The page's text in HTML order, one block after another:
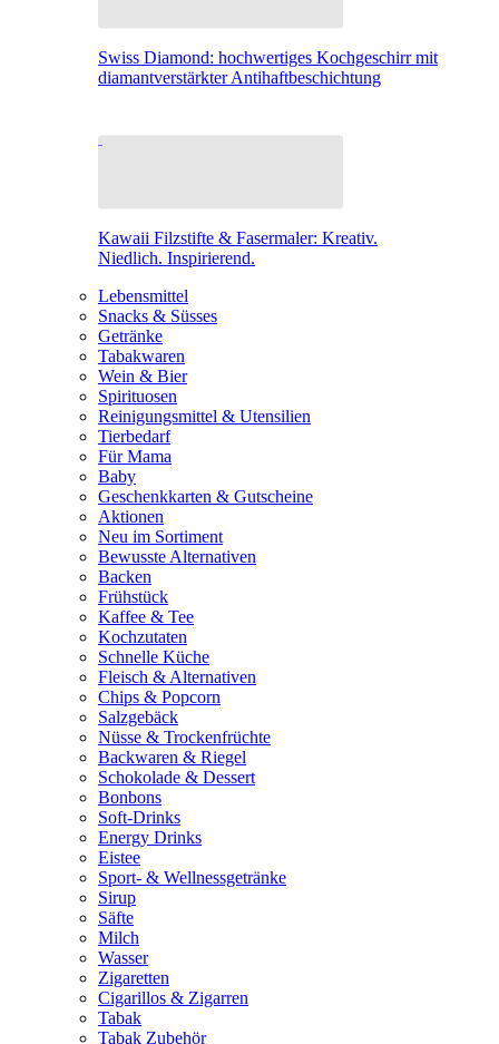
Swiss Diamond: hochwertiges Kochgeschirr mit
diamantverstärkter Antihaftbeschichtung
Kawaii Filzstifte & Fasermaler: Kreativ.
Niedlich. Inspirierend.
Lebensmittel
Snacks & Süsses
Getränke
Tabakwaren
Wein & Bier
Spirituosen
Reinigungsmittel & Utensilien
Tierbedarf
Für Mama
Baby
Geschenkkarten & Gutscheine
Aktionen
Neu im Sortiment
Bewusste Alternativen
Backen
Frühstück
Kaffee & Tee
Kochzutaten
Schnelle Küche
Fleisch & Alternativen
Chips & Popcorn
Salzgebäck
Nüsse & Trockenfrüchte
Backwaren & Riegel
Schokolade & Dessert
Bonbons
Soft-Drinks
Energy Drinks
Eistee
Sport- & Wellnessgetränke
Sirup
Säfte
Milch
Wasser
Zigaretten
Cigarillos & Zigarren
Tabak
Tabak Zubehör